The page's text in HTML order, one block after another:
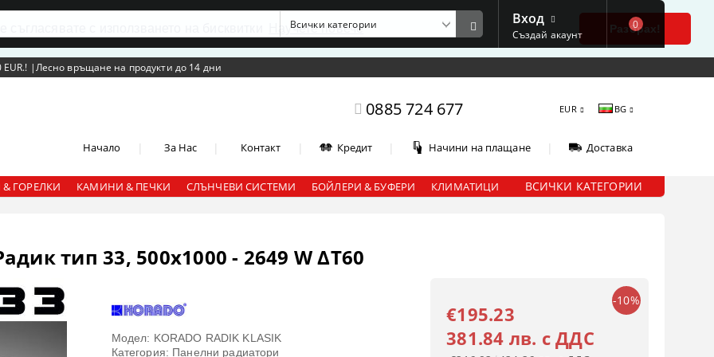
с използването на бисквитки Научете повече Разбрах!
|Лесно връщане на продукти до 14 дни
0885 724 677 EUR BG
Начало За Нас Контакт Кредит Начини на плащане Доставка
Вход
Създай акаунт
0
ГОРЕЛКИ КАМИНИ & ПЕЧКИ СЛЪНЧЕВИ СИСТЕМИ БОЙЛЕРИ & БУФЕРИ КЛИМАТИЦИ ВСИЧКИ КАТЕГОРИИ
тип 33, 500x1000 - 2649 W ΔT60
Модел: KORADO RADIK KLASIK
Категория: Панелни радиатори
-10%
€195.23
381.84 лв. с ДДС